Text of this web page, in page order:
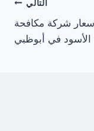
التالي
أسعار شركة مكافحة
الأسود في أبوظبي